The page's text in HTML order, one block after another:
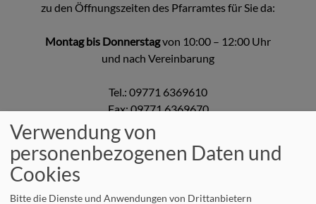
zu den Öffnungszeiten des Pfarramtes für Sie da:
Montag bis Donnerstagvon 10:00 – 12:00 Uhr
und nach Vereinbarung
Tel.: 09771 6369610
Fax: 09771 6369670
Email: pfarramt.badneustadt@elkb.de
Verwendung von
personenbezogenen Daten und
Cookies
Bitte die Dienste und Anwendungen von Drittanbietern